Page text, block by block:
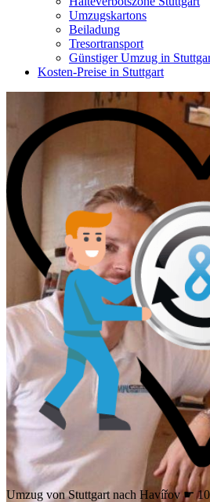
Umzugskartons
Beiladung
Tresortransport
Günstiger Umzug in
Kosten-Preise in Stuttgart
Umzug von Stuttgart nach Havířov ☛